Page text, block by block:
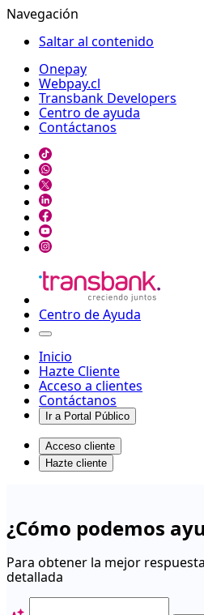
Navegación
Saltar al contenido
Onepay
Webpay.cl
Transbank Developers
Centro de ayuda
Contáctanos
Centro de Ayuda
Inicio
Hazte Cliente
Acceso a clientes
Contáctanos
Ir a Portal Público
Acceso cliente
Hazte cliente
Centro
de
ayuda
¿Cómo podemos
Para obtener la mejor
detallada